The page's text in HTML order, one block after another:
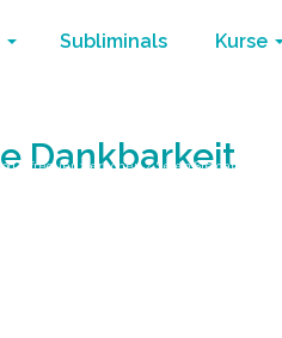
Subliminals Kurse
Dankbarkeit
frequenz erhöhen / Seien Sie dankbar